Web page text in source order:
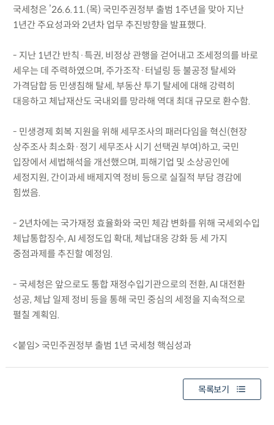
국세청은 ’26.6.11.(목) 국민주권정부 출범 1주년을 맞아 지난
1년간 주요성과와 2년차 업무 추진방향을 발표했다.
- 지난 1년간 반칙·특권, 비정상 관행을 걷어내고 조세정의를 바로
세우는 데 주력하였으며, 주가조작·터널링 등 불공정 탈세와
가격담합 등 민생침해 탈세, 부동산 투기 탈세에 대해 강력히
대응하고 체납재산도 국내외를 망라해 역대 최대 규모로 환수함.
- 민생경제 회복 지원을 위해 세무조사의 패러다임을 혁신(현장
상주조사 최소화·정기 세무조사 시기 선택권 부여)하고, 국민
입장에서 세법해석을 개선했으며, 피해기업 및 소상공인에
세정지원, 간이과세 배제지역 정비 등으로 실질적 부담 경감에
힘썼음.
- 2년차에는 국가재정 효율화와 국민 체감 변화를 위해 국세외수입
체납통합징수, AI 세정도입 확대, 체납대응 강화 등 세 가지
중점과제를 추진할 예정임.
- 국세청은 앞으로도 통합 재정수입기관으로의 전환, AI 대전환
성공, 체납 일제 정비 등을 통해 국민 중심의 세정을 지속적으로
펼칠 계획임.
<붙임> 국민주권정부 출범 1년 국세청 핵심성과
목록보기